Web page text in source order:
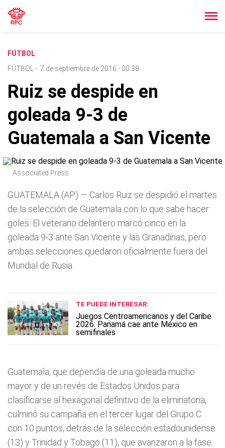
FÚTBOL
FÚTBOL
- 7 de septiembre de 2016 - 00:38
Ruiz se despide en
goleada 9-3 de
Guatemala a San Vicente
Associated Press
GUATEMALA (AP) — Carlos Ruiz se despidió el martes
de la selección de Guatemala con lo que sabe hacer:
goles. El veterano delantero marcó cinco en la
goleada 9-3 ante San Vicente y las Granadinas, pero
ambas selecciones quedaron oficialmente fuera del
Mundial de Rusia.
TE PUEDE INTERESAR:
Juegos Centroamericanos y del Caribe
2026: Panamá cae ante México en
semifinales
Guatemala, que dependía de una goleada mucho
mayor y de un revés de Estados Unidos para
clasificarse al hexagonal definitivo de la eliminatoria,
culminó su campaña en el tercer lugar del Grupo C
con 10 puntos, detrás de la selección estadounidense
(13) y Trinidad y Tobago (11), que avanzaron a la fase